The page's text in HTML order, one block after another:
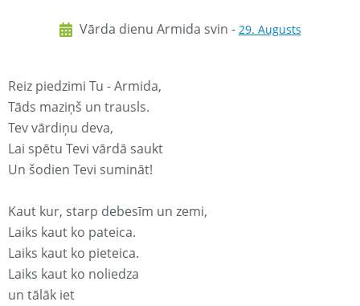
Vārda dienu Armida svin - 29. Augusts
Reiz piedzimi Tu - Armida,
Tāds maziņš un trausls.
Tev vārdiņu deva,
Lai spētu Tevi vārdā saukt
Un šodien Tevi sumināt!
Kaut kur, starp debesīm un zemi,
Laiks kaut ko pateica.
Laiks kaut ko pieteica.
Laiks kaut ko noliedza
un tālāk iet